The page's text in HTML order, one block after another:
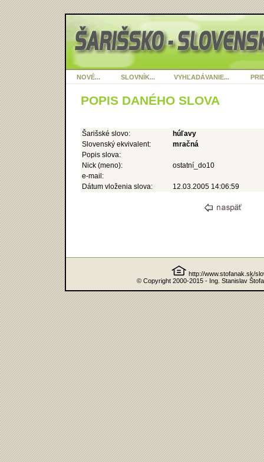
NOVÉ... SLOVNÍK... VYHĽADÁVANIE...
POPIS DANÉHO SLOVA
Šarišské slovo:
húľavy
Slovenský ekvivalent:
mračná
Popis slova:
Nick (meno):
ostatní_do10
e-mail:
Dátum vloženia slova:
12.03.2005 14:06:59
http://www.stofanak.sk/
© Copyright 2000-2015 - Ing. Stanislav